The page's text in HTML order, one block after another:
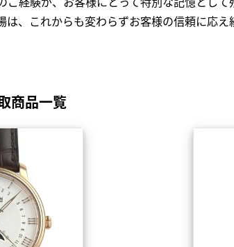
、これからも変わらずお客様の信頼に応え
商品一覧